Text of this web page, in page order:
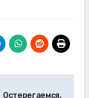
Остерегаемся.